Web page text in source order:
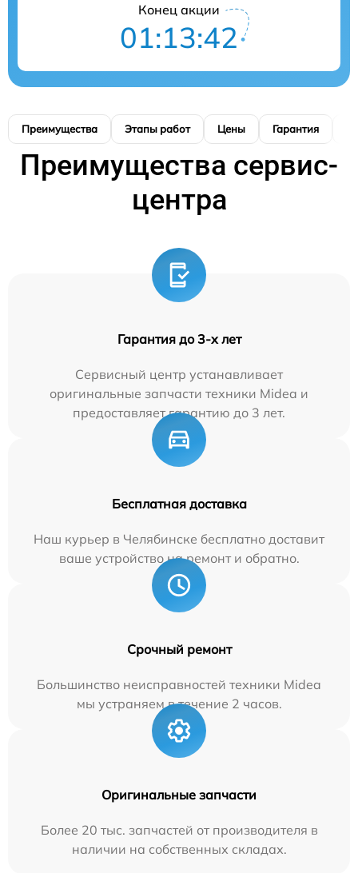
Конец акции
01:13:41
Преимущества Этапы работ Цены Гарантия
Преимущества сервис-
центра
Гарантия до 3-х лет
Сервисный центр устанавливает
оригинальные запчасти техники Midea и
предоставляет гарантию до 3 лет.
Бесплатная доставка
Наш курьер в Челябинске бесплатно доставит
ваше устройство на ремонт и обратно.
Срочный ремонт
Большинство неисправностей техники Midea
мы устраняем в течение 2 часов.
Оригинальные запчасти
Более 20 тыс. запчастей от производителя в
наличии на собственных складах.